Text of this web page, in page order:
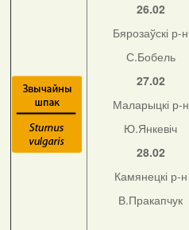
26.02
Бярозаўскі р-н
С.Бобель
27.02
Маларыцкі р-н
Ю.Янкевіч
28.02
Камянецкі р-н
В.Пракапчук